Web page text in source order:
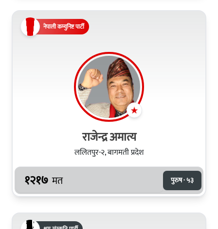
नेपाली कम्युनिष्ट पार्टी
राजेन्द्र अमात्य
ललितपुर-२, बागमती प्रदेश
१२१७ मत पुरुष · ५३